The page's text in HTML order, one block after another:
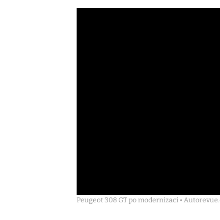
Peugeot 308 GT po modernizaci •